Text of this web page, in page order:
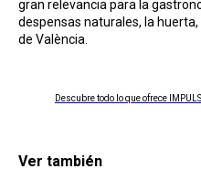
gran relevancia para la
despensas naturales, la
de València.
Descubre todo lo que ofrece
Ver también